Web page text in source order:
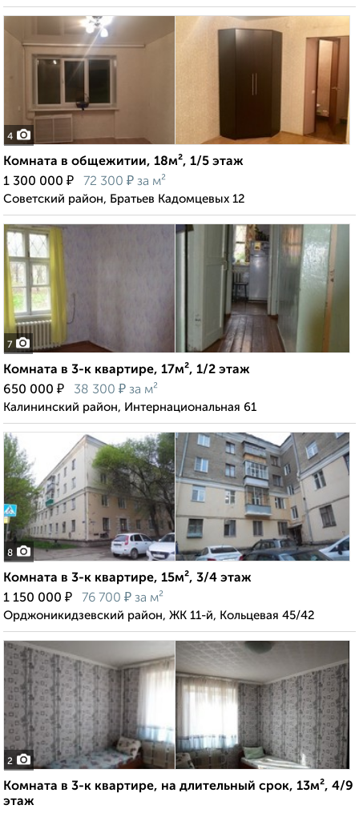
4
Комната в общежитии, 18м², 1/5 этаж
1 300 000 ₽ 72 300 ₽ за м²
Советский район, Братьев Кадомцевых 12
7
Комната в 3-к квартире, 17м², 1/2 этаж
650 000 ₽ 38 300 ₽ за м²
Калининский район, Интернациональная 61
8
Комната в 3-к квартире, 15м², 3/4 этаж
1 150 000 ₽ 76 700 ₽ за м²
Орджоникидзевский район, ЖК 11-й, Кольцевая 45/42
2
Комната в 3-к квартире, на длительный срок, 13м², 4/9
этаж